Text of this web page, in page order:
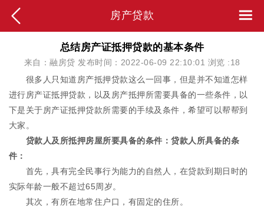
房产贷款
总结房产证抵押贷款的基本条件
来自：融房贷 发布时间：2022-06-09 22:10:01 浏览 :18
很多人只知道房产抵押贷款这么一回事，但是并不知道怎样
进行房产证抵押贷款，以及房产抵押所需要具备的一些条件，以
下是关于房产证抵押贷款所需要的手续及条件，希望可以帮帮到
大家。
贷款人及所抵押房屋所要具备的条件：贷款人所具备的条
件：
首先，具有完全民事行为能力的自然人，在贷款到期日时的
实际年龄一般不超过65周岁。
其次，有所在地常住户口，有固定的住所。